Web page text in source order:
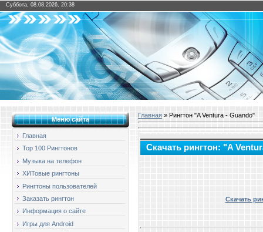
Суббота, 08.08.2026, 20:38
Меню сайта
Главная
Top 100 Рингтонов
Музыка на телефон
ХИТовые рингтоны
Рингтоны пользователей
Заказать рингтон
Информация о сайте
Игры для Android
Главная » Рингтон "A Ventura - Guando"
Скачать рингтон: "A
Скачать